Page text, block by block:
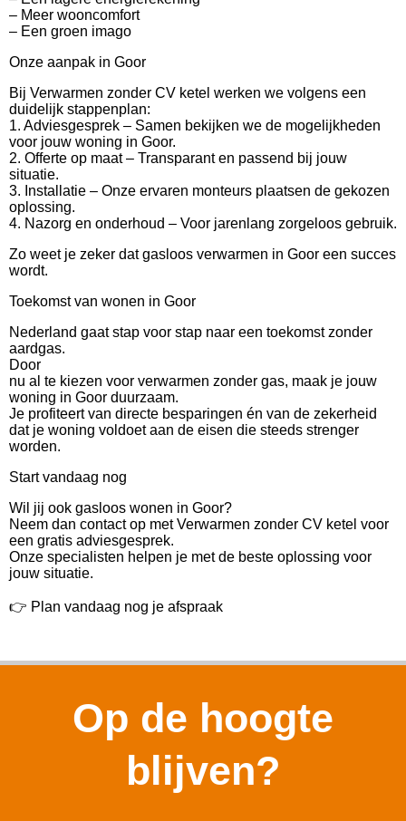
– Meer wooncomfort
– Een groen imago
Onze aanpak in Goor
Bij Verwarmen zonder CV ketel werken we volgens een
duidelijk stappenplan:
1. Adviesgesprek – Samen bekijken we de mogelijkheden
voor jouw woning in Goor.
2. Offerte op maat – Transparant en passend bij jouw
situatie.
3. Installatie – Onze ervaren monteurs plaatsen de gekozen
oplossing.
4. Nazorg en onderhoud – Voor jarenlang zorgeloos gebruik.
Zo weet je zeker dat gasloos verwarmen in Goor een succes
wordt.
Toekomst van wonen in Goor
Nederland gaat stap voor stap naar een toekomst zonder
aardgas.
Door
nu al te kiezen voor verwarmen zonder gas, maak je jouw
woning in Goor duurzaam.
Je profiteert van directe besparingen én van de zekerheid
dat je woning voldoet aan de eisen die steeds strenger
worden.
Start vandaag nog
Wil jij ook gasloos wonen in Goor?
Neem dan contact op met Verwarmen zonder CV ketel voor
een gratis adviesgesprek.
Onze specialisten helpen je met de beste oplossing voor
jouw situatie.
👉 Plan vandaag nog je afspraak
Op de hoogte
blijven?